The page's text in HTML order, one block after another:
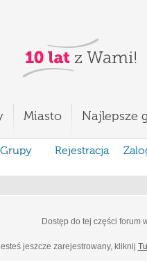
Miasto Najlepsze
Grupy Rejestracja
Dostęp do tej części forum
jeszcze zarejestrowany, kliknij